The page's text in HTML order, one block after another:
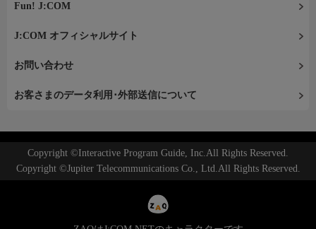
Fun! J:COM
J:COM オフィシャルサイト
お問い合わせ
お客さまのデータ利用･外部送信について
Copyright ©Interactive Program Guide, Inc.All Rights Reserved.
Copyright ©Jupiter Telecommunications Co., Ltd.All Rights Reserved.